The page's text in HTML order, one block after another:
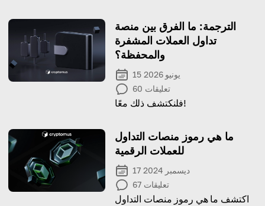
risks to consider.
الترجمة: ما الفرق بين منصة
تداول العملات المشفرة
والمحفظة؟
15 يونيو 2026
60 تعليقات
فلنكتشف ذلك معًا!
ما هي رموز منصات التداول
للعملات الرقمية
17 ديسمبر 2024
67 تعليقات
اكتشف ما هي رموز منصات التداول